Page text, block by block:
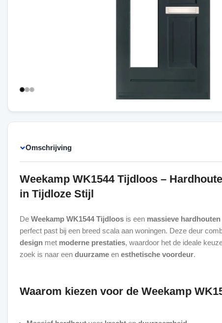
Omschrijving
Weekamp WK1544 Tijdloos –
in Tijdloze Stijl
De Weekamp WK1544 Tijdloos is een massieve
perfect past bij een breed scala aan woningen. Deze deur
design met moderne prestaties, waardoor het de ideale
zoek is naar een duurzame en esthetische voordeur.
Waarom kiezen voor de Weekamp